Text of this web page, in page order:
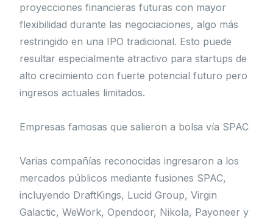
proyecciones financieras futuras con mayor
flexibilidad durante las negociaciones, algo más
restringido en una IPO tradicional. Esto puede
resultar especialmente atractivo para startups de
alto crecimiento con fuerte potencial futuro pero
ingresos actuales limitados.
Empresas famosas que salieron a bolsa vía SPAC
Varias compañías reconocidas ingresaron a los
mercados públicos mediante fusiones SPAC,
incluyendo DraftKings, Lucid Group, Virgin
Galactic, WeWork, Opendoor, Nikola, Payoneer y